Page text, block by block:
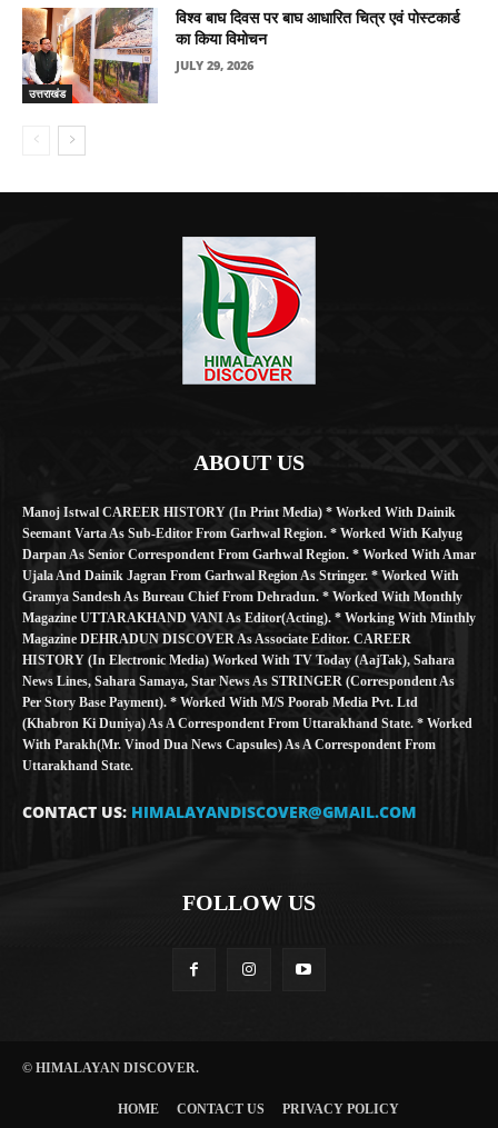
उत्तराखंड
विश्व बाघ दिवस पर बाघ आधारित चित्र एवं पोस्टकार्ड
का किया विमोचन
JULY 29, 2026
ABOUT US
Manoj Istwal CAREER HISTORY (in Print Media) * Worked With Dainik
Seemant Varta As Sub-Editor From Garhwal Region. * Worked With Kalyug
Darpan As Senior Correspondent From Garhwal Region. * Worked With Amar
Ujala And Dainik Jagran From Garhwal Region As Stringer. * Worked With
Gramya Sandesh As Bureau Chief From Dehradun. * Worked With Monthly
Magazine UTTARAKHAND VANI As Editor(Acting). * Working With Minthly
Magazine DEHRADUN DISCOVER As Associate Editor. CAREER
HISTORY (in Electronic Media) Worked With TV Today (AajTak), Sahara
News Lines, Sahara Samaya, Star News As STRINGER (Correspondent As
Per Story Base Payment). * Worked With M/S Poorab Media Pvt. Ltd
(Khabron Ki Duniya) As A Correspondent From Uttarakhand State. * Worked
With Parakh(Mr. Vinod Dua News Capsules) As A Correspondent From
Uttarakhand State.
CONTACT US: HIMALAYANDISCOVER@GMAIL.COM
FOLLOW US
© HIMALAYAN DISCOVER.
HOME CONTACT US PRIVACY POLICY